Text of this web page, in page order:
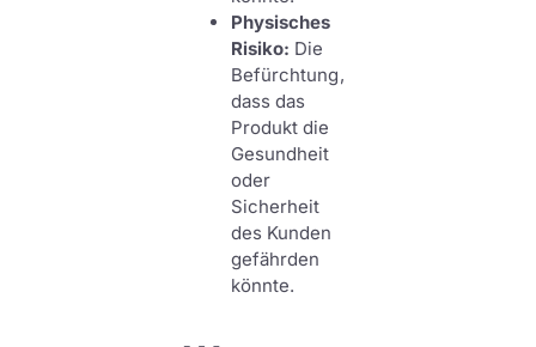
Physisches
Risiko: Die
Befürchtung,
dass das
Produkt die
Gesundheit
oder
Sicherheit
des Kunden
gefährden
könnte.